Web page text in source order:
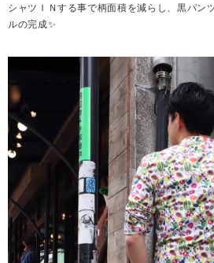
シャツＩＮする事で柄面積を減らし、黒パン
ルの完成✨